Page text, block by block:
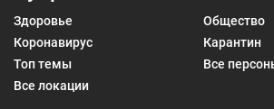
Здоровье
Общество
Коронавирус
Карантин
Топ темы
Все
Все локации